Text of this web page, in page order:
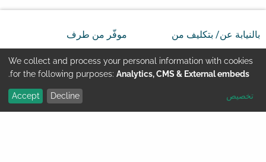
بالنيابة عن/ بتكليف من موفّر من طرف
بيانات الشركة المسئوولة
Use
of
We collect and process your personal information with cookies
for the following purposes: Analytics, CMS & External embeds
.
تخصيص Decline
Accept